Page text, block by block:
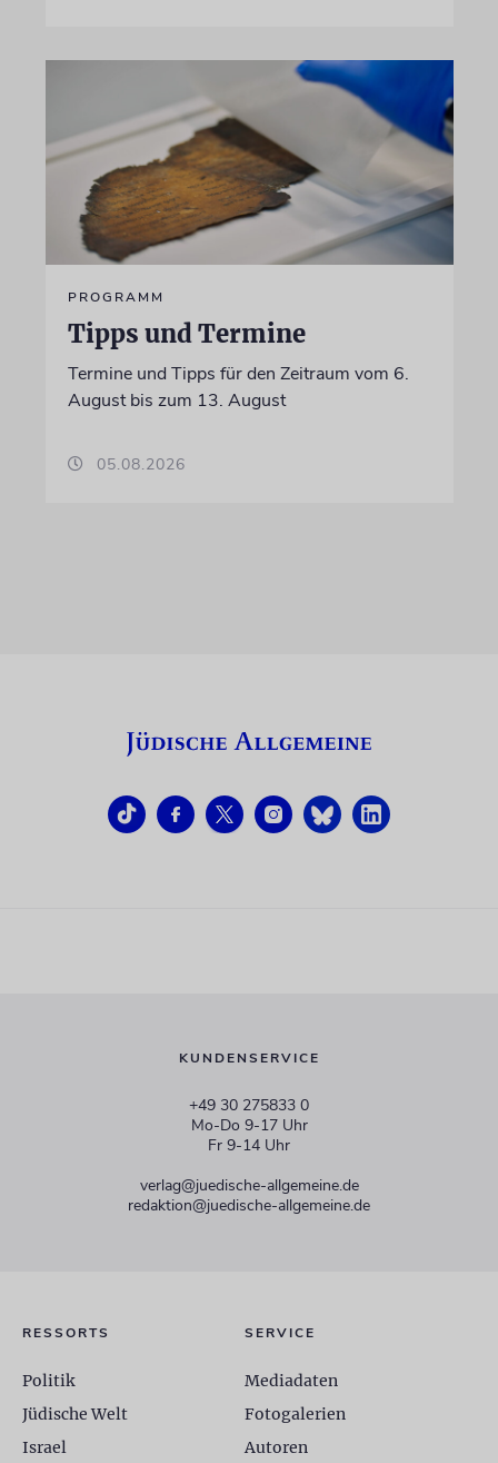
PROGRAMM
Tipps und Termine
Termine und Tipps für den Zeitraum vom 6.
August bis zum 13. August
05.08.2026
KUNDENSERVICE
+49 30 275833 0
Mo-Do 9-17 Uhr
Fr 9-14 Uhr
verlag@juedische-allgemeine.de
redaktion@juedische-allgemeine.de
RESSORTS
Politik
Jüdische Welt
Israel
SERVICE
Mediadaten
Fotogalerien
Autoren